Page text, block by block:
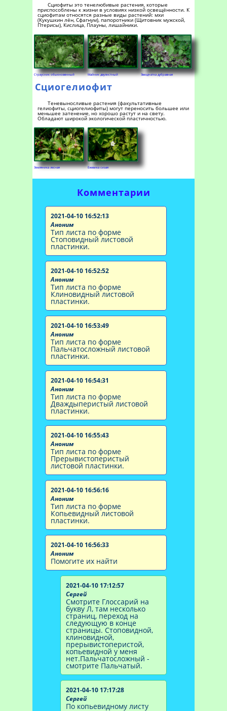
Сциофиты это тенелюбивые растения, которые
приспособлены к жизни в условиях низкой освещённости. К
сциофитам относятся разные виды растений: мхи
(Кукушкин лён, Сфагнум), папоротники (Щитовник мужской,
Птерисы), Кислица, Плауны, лишайники.
Страусник обыкновенный Майник двулистный Звездчатка дубравная
Сциогелиофит
Теневыносливые растения (факультативные
гелиофиты, сциогелиофиты) могут переносить большее или
меньшее затенение, но хорошо растут и на свету.
Обладают широкой экологической пластичностью.
Земляника лесная Ежевика сизая
Комментарии
2021-04-10 16:52:13
Аноним
Тип листа по форме
Стоповидный листовой
пластинки.
2021-04-10 16:52:52
Аноним
Тип листа по форме
Клиновидный листовой
пластинки.
2021-04-10 16:53:49
Аноним
Тип листа по форме
Пальчатосложный листовой
пластинки.
2021-04-10 16:54:31
Аноним
Тип листа по форме
Дваждыперистый листовой
пластинки.
2021-04-10 16:55:43
Аноним
Тип листа по форме
Прерывистоперистый
листовой пластинки.
2021-04-10 16:56:16
Аноним
Тип листа по форме
Копьевидный листовой
пластинки.
2021-04-10 16:56:33
Аноним
Помогите их найти
2021-04-10 17:12:57
Сергей
Смотрите Глоссарий на
букву Л, там несколько
страниц, переход на
следующую в конце
страницы. Стоповидной,
клиновидной,
прерывистоперистой,
копьевидной у меня
нет.Пальчатосложный -
смотрите Пальчатый.
2021-04-10 17:17:28
Сергей
По копьевидному листу